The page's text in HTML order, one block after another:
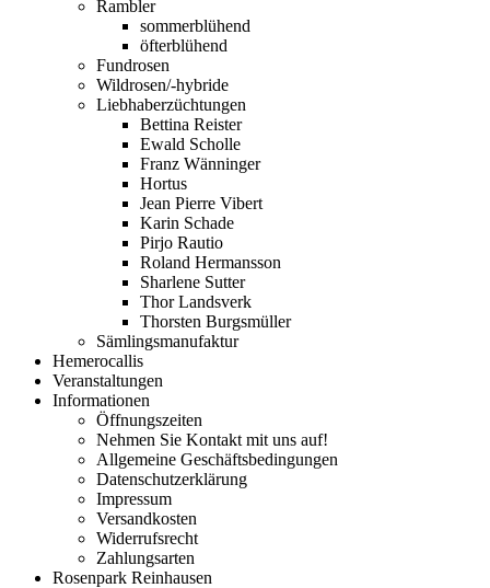
Rambler
sommerblühend
öfterblühend
Fundrosen
Wildrosen/-hybride
Liebhaberzüchtungen
Bettina Reister
Ewald Scholle
Franz Wänninger
Hortus
Jean Pierre Vibert
Karin Schade
Pirjo Rautio
Roland Hermansson
Sharlene Sutter
Thor Landsverk
Thorsten Burgsmüller
Sämlingsmanufaktur
Hemerocallis
Veranstaltungen
Informationen
Öffnungszeiten
Nehmen Sie Kontakt mit uns auf!
Allgemeine Geschäftsbedingungen
Datenschutzerklärung
Impressum
Versandkosten
Widerrufsrecht
Zahlungsarten
Rosenpark Reinhausen